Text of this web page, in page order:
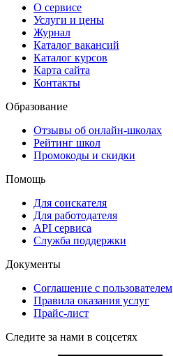
О сервисе
Услуги и цены
Журнал
Каталог вакансий
Каталог курсов
Карта сайта
Контакты
Образование
Отзывы об онлайн-школах
Рейтинг школ
Промокоды и скидки
Помощь
Для соискателя
Для работодателя
API сервиса
Служба поддержки
Документы
Соглашение с пользователем
Правила оказания услуг
Прайс-лист
Следите за нами в соцсетях